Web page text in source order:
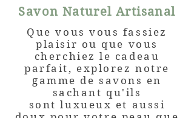
Savon Naturel Artisanal
Que vous vous fassiez
plaisir ou que vous
cherchiez le cadeau
parfait, explorez notre
gamme de savons en
sachant qu'ils
sont luxueux et aussi